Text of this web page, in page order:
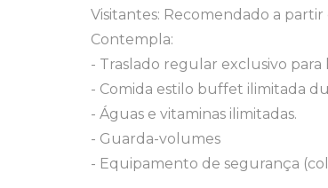
Visitantes: Recomendado a
Contempla:
- Traslado regular exclusivo
- Comida estilo buffet ilimitada
- Águas e vitaminas ilimitadas.
- Guarda-volumes
- Equipamento de segurança